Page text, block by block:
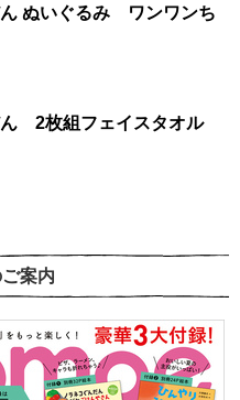
ん ぬいぐるみ ワンワンち
ん 2枚組フェイスタオル
案内